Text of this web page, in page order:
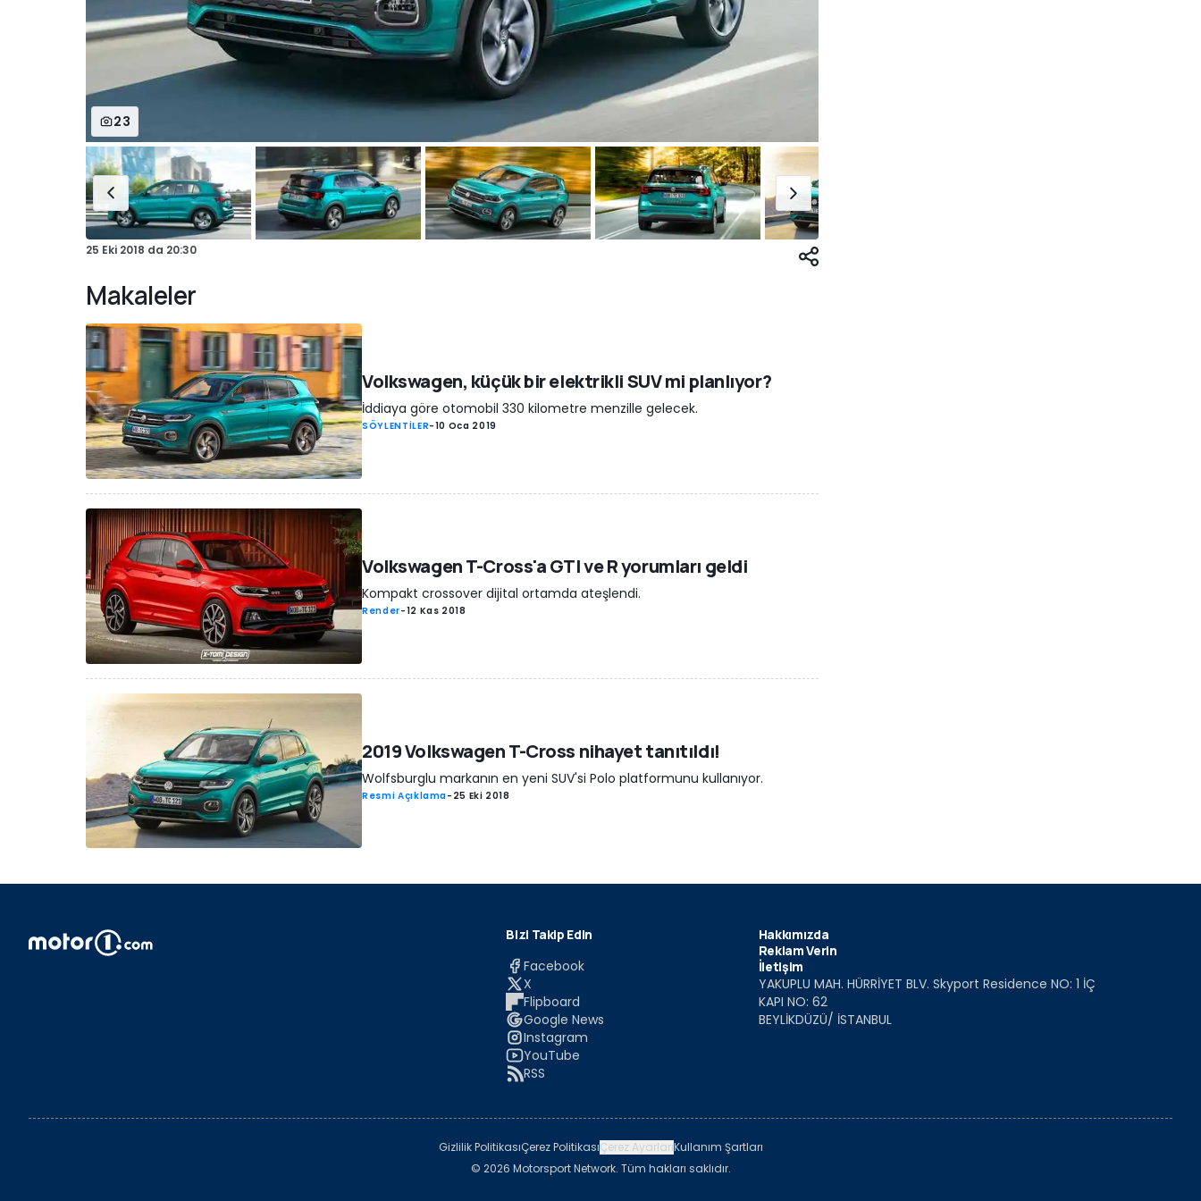
23
25 Eki 2018 da 20:30
Makaleler
Volkswagen, küçük bir elektrikli SUV mi planlıyor?
İddiaya göre otomobil 330 kilometre menzille gelecek.
SÖYLENTİLER-10 Oca 2019
Volkswagen T-Cross'a GTI ve R yorumları geldi
Kompakt crossover dijital ortamda ateşlendi.
Render-12 Kas 2018
2019 Volkswagen T-Cross nihayet tanıtıldı!
Wolfsburglu markanın en yeni SUV'si Polo platformunu kullanıyor.
Resmi Açıklama- 25 Eki 2018
Bizi Takip Edin
Facebook
X
Flipboard
Google News
Instagram
YouTube
RSS
Hakkımızda
Reklam Verin
İletişim
YAKUPLU MAH. HÜRRİYET BLV. Skyport Residence NO: 1 İÇ
KAPI NO: 62
BEYLİKDÜZÜ/ İSTANBUL
Gizlilik PolitikasıÇerez PolitikasıÇerez AyarlarıKullanım Şartları
© 2026 Motorsport Network. Tüm hakları saklıdır.